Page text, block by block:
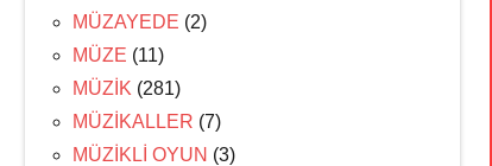
MÜZAYEDE (2)
MÜZE (11)
MÜZİK (281)
MÜZİKALLER (7)
MÜZİKLİ OYUN (3)